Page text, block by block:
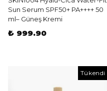
Sun Serum SPF50+ PA++++ 50
ml– Güneş Kremi
₺ 999.90
Tükendi